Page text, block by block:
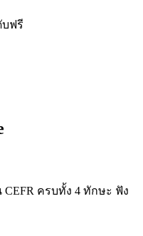
บฟรี
ครบทั้ง 4 ทักษะ ฟัง